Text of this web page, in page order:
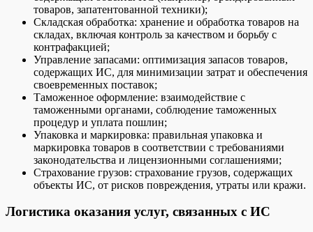
товаров, запатентованной техники);
Складская обработка: хранение и обработка товаров на
складах, включая контроль за качеством и борьбу с
контрафакцией;
Управление запасами: оптимизация запасов товаров,
содержащих ИС, для минимизации затрат и обеспечения
своевременных поставок;
Таможенное оформление: взаимодействие с
таможенными органами, соблюдение таможенных
процедур и уплата пошлин;
Упаковка и маркировка: правильная упаковка и
маркировка товаров в соответствии с требованиями
законодательства и лицензионными соглашениями;
Страхование грузов: страхование грузов, содержащих
объекты ИС, от рисков повреждения, утраты или кражи.
Логистика оказания услуг, связанных с ИС